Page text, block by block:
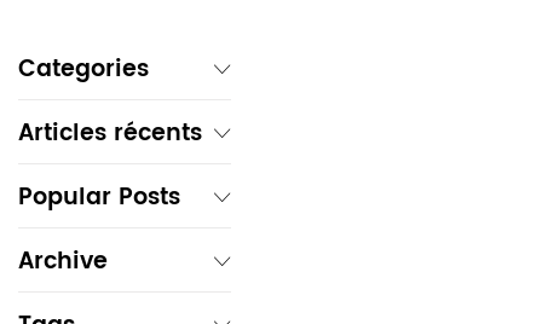
Categories
Articles récents
Popular Posts
Archive